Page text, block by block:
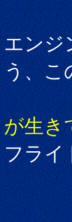
特別
エンジ
う、こ
背景
が生き
フライ